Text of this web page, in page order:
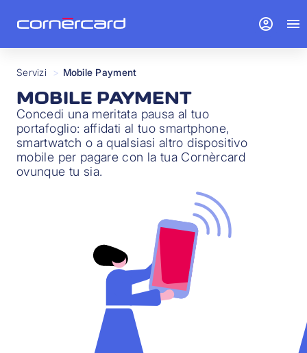
Servizi > Mobile Payment
MOBILE PAYMENT
Concedi una meritata pausa al tuo
portafoglio: affidati al tuo smartphone,
smartwatch o a qualsiasi altro dispositivo
mobile per pagare con la tua Cornèrcard
ovunque tu sia.
account_circle menu